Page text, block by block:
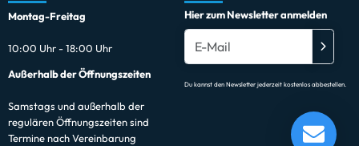
Montag-Freitag
10:00 Uhr - 18:00 Uhr
Außerhalb der Öffnungszeiten
Samstags und außerhalb der
regulären Öffnungszeiten sind
Termine nach Vereinbarung
Hier zum Newsletter anmelden
Du kannst den Newsletter jederzeit kostenlos abbestellen.